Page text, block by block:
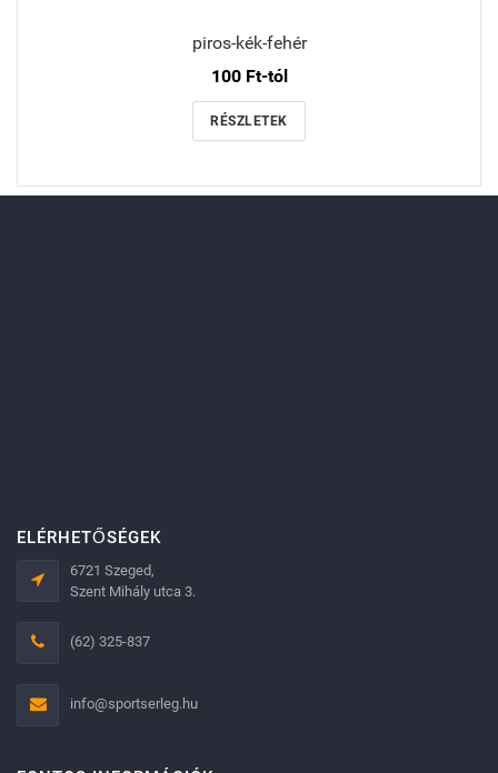
piros-kék-fehér
100 Ft-tól
RÉSZLETEK
ELÉRHETŐSÉGEK
6721 Szeged,
Szent Mihály utca 3.
(62) 325-837
info@sportserleg.hu